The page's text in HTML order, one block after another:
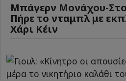
Μπάγερν Μονάχου-
Πήρε το νταμπλ με
Χάρι Κέιν